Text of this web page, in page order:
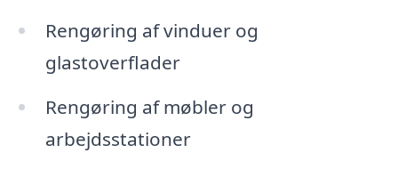
Rengøring af vinduer og
glastoverflader
Rengøring af møbler og
arbejdsstationer